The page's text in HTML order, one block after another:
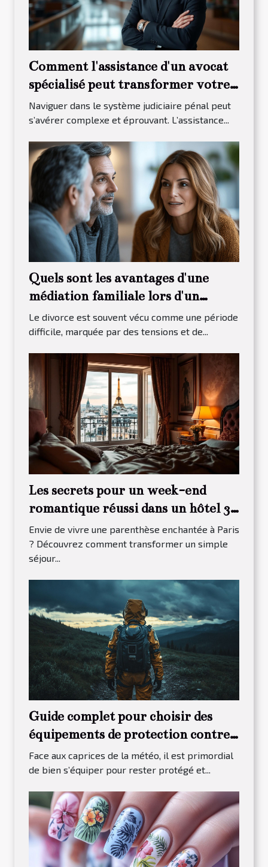
Comment l'assistance d'un avocat
spécialisé peut transformer votre
procès pénal ?
Naviguer dans le système judiciaire pénal peut
s’avérer complexe et éprouvant. L’assistance...
Quels sont les avantages d'une
médiation familiale lors d'un
divorce ?
Le divorce est souvent vécu comme une période
difficile, marquée par des tensions et de...
Les secrets pour un week-end
romantique réussi dans un hôtel 3
étoiles à Paris 13
Envie de vivre une parenthèse enchantée à Paris
? Découvrez comment transformer un simple
séjour...
Guide complet pour choisir des
équipements de protection contre
les intempéries
Face aux caprices de la météo, il est primordial
de bien s’équiper pour rester protégé et...